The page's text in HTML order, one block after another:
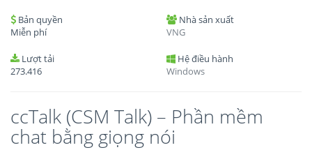
Bản quyền
Miễn phí
Nhà sản xuất
VNG
Lượt tải
273.416
Hệ điều hành
Windows
ccTalk (CSM Talk) – Phần mềm
chat bằng giọng nói